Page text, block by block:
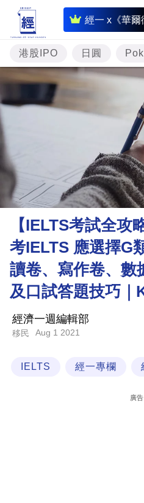
經一 x《華爾
即
時
財
經
專
樓
市
理
財
商
業
科
職
生
港股IPO 日圓
【IELTS考試全攻
考IELTS 應選擇G
讀卷、寫作卷、數
及口試答題技巧｜
經濟一週編輯部
移民 Aug 1 2021
IELTS 經一專欄
廣告